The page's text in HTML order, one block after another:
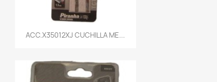
Vista rápida
ACC.X35012XJ CUCHILLA ME...